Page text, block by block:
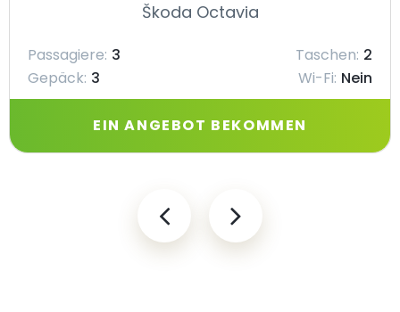
Škoda Octavia
Passagiere: 3 Taschen: 2
Gepäck: 3 Wi-Fi: Nein
EIN ANGEBOT BEKOMMEN